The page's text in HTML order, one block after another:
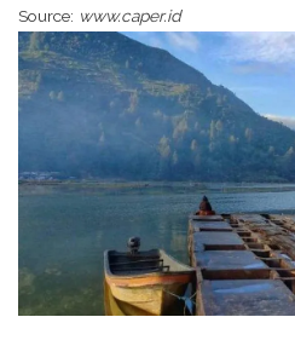
Source: www.caper.id